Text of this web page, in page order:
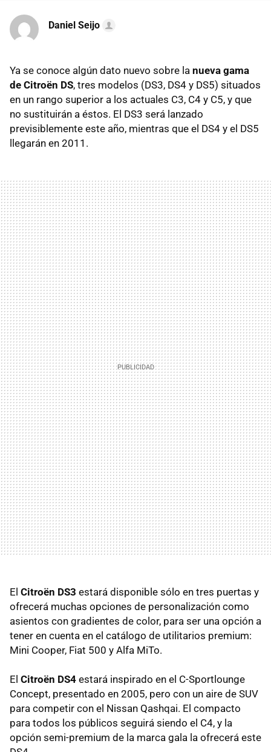
Daniel Seijo
Ya se conoce algún dato nuevo sobre la nueva gama
de Citroën DS, tres modelos (DS3, DS4 y DS5) situados
en un rango superior a los actuales C3, C4 y C5, y que
no sustituirán a éstos. El DS3 será lanzado
previsiblemente este año, mientras que el DS4 y el DS5
llegarán en 2011.
El Citroën DS3 estará disponible sólo en tres puertas y
ofrecerá muchas opciones de personalización como
asientos con gradientes de color, para ser una opción a
tener en cuenta en el catálogo de utilitarios premium:
Mini Cooper, Fiat 500 y Alfa MiTo.
El Citroën DS4 estará inspirado en el C-Sportlounge
Concept, presentado en 2005, pero con un aire de SUV
para competir con el Nissan Qashqai. El compacto
para todos los públicos seguirá siendo el C4, y la
opción semi-premium de la marca gala la ofrecerá este